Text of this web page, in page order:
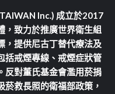
Inc.) 成立於2017
，致力於推廣世界衛生組
，提供尼古丁替代療法及
括戒煙專線、戒煙症狀管
反對董氏基金會濫用菸捐
救長照的衛福部政策，